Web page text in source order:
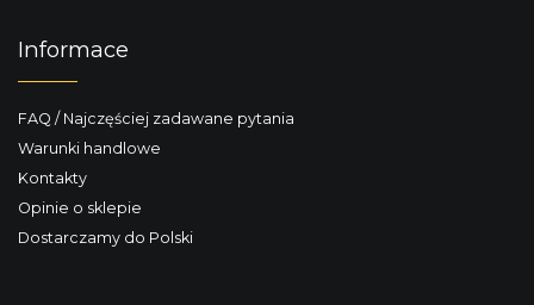
Informace
FAQ / Najczęściej zadawane pytania
Warunki handlowe
Kontakty
Opinie o sklepie
Dostarczamy do Polski